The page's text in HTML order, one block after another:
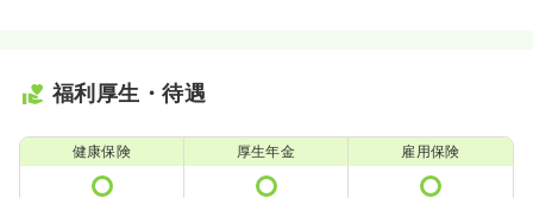
福利厚生・待遇
健康保険 厚生年金 雇用保険